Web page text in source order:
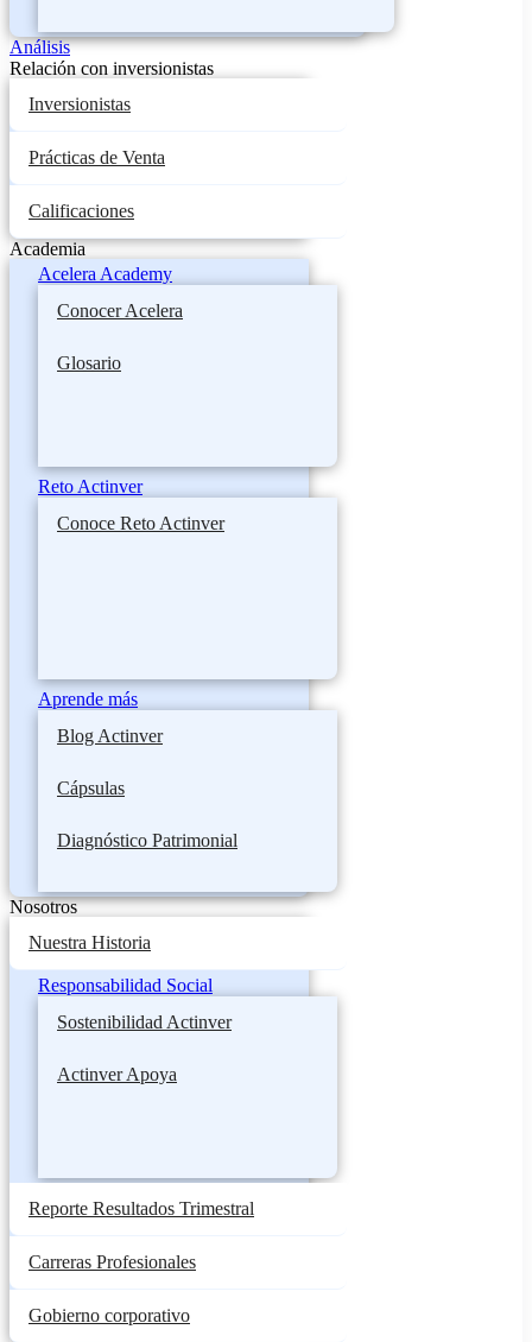
Análisis
Relación con inversionistas
Inversionistas
Prácticas de Venta
Calificaciones
Academia
Acelera Academy
Conocer Acelera
Glosario
Reto Actinver
Conoce Reto Actinver
Aprende más
Blog Actinver
Cápsulas
Diagnóstico Patrimonial
Nosotros
Nuestra Historia
Responsabilidad Social
Sostenibilidad Actinver
Actinver Apoya
Reporte Resultados Trimestral
Carreras Profesionales
Gobierno corporativo